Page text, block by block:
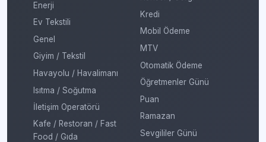
Enerji
Ev Tekstili
Genel
Giyim / Tekstil
Havayolu / Havalimanı
Isıtma / Soğutma
İletişim Operatörü
Kafe / Restoran / Fast
Food / Gıda
Kredi
Mobil Ödeme
MTV
Otomatik Ödeme
Öğretmenler Günü
Puan
Ramazan
Sevgililer Günü